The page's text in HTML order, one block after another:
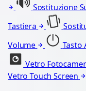
Sostituzione
Tastiera
Volume
Tasto
Vetro
Vetro Touch Screen